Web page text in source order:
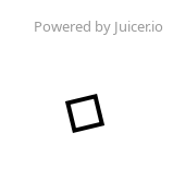
Powered by Juicer.io